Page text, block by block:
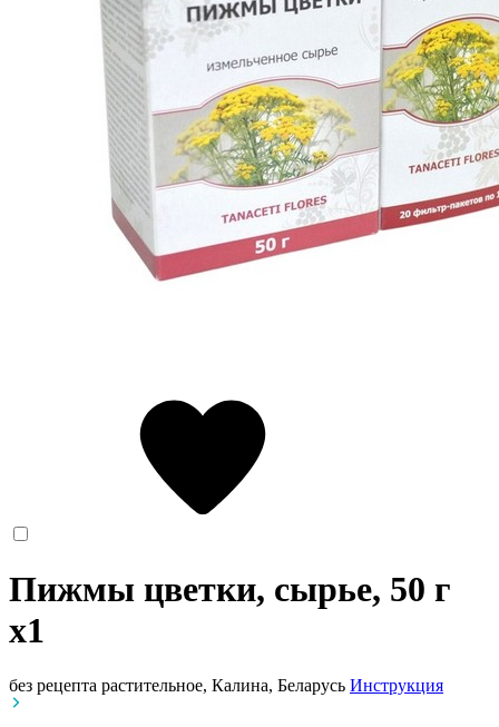
Пижмы цветки, сырье, 50 г
x1
без рецепта растительное, Калина, Беларусь Инструкция